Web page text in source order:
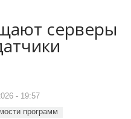
серверы
- 19:57
программ